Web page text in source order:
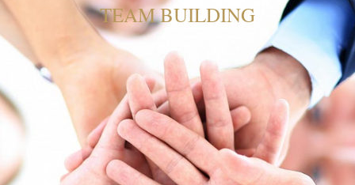
TEAM BUILDING